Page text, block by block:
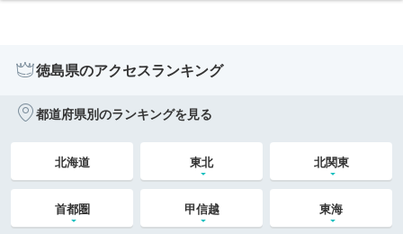
徳島県のアクセスランキング
都道府県別のランキングを見る
北海道 東北 北関東
首都圏 甲信越 東海